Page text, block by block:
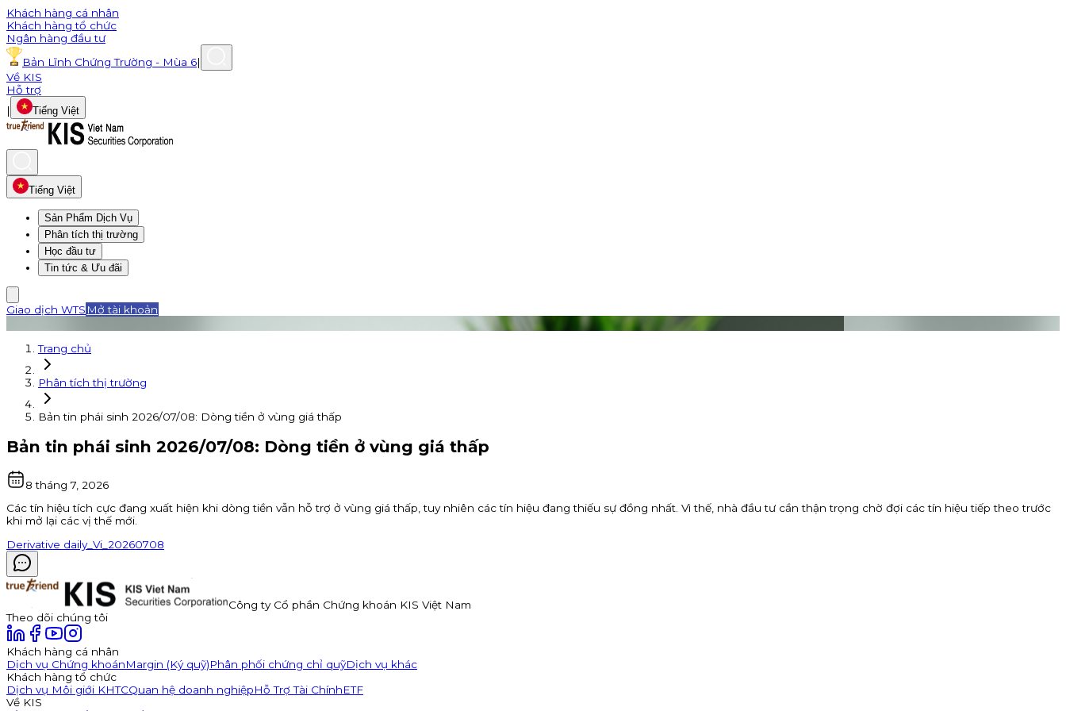
Khách hàng cá nhân
Khách hàng tổ chức
Ngân hàng đầu tư
Bản Lĩnh Chứng Trường - Mùa 6|
Về KIS
Hỗ trợ
|
Tiếng Việt
Tiếng Việt
Sản Phẩm Dịch Vụ
Phân tích thị trường
Học đầu tư
Tin tức & Ưu đãi
Giao dịch WTS Mở tài khoản
Trang chủ
Phân tích thị trường
Bản tin phái sinh 2026/07/08: Dòng tiền ở vùng giá thấp
Bản tin phái sinh 2026/07/08: Dòng tiền ở vùng giá thấp
8 tháng 7, 2026
Các tín hiệu tích cực đang xuất hiện khi dòng tiền vẫn hỗ trợ ở vùng giá thấp, tuy nhiên các tín hiệu đang thiếu sự đồng nhất. Vì thế, nhà đầu tư cần thận trọng chờ đợi các tín hiệu tiếp theo trước
khi mở lại các vị thế mới.
Derivative daily_Vi_20260708
Công ty Cổ phần Chứng khoán KIS Việt Nam
Theo dõi chúng tôi
Khách hàng cá nhân
Dịch vụ Chứng khoánMargin (Ký quỹ)Phân phối chứng chỉ quỹDịch vụ khác
Khách hàng tổ chức
Dịch vụ Môi giới KHTCQuan hệ doanh nghiệpHỗ Trợ Tài ChínhETF
Về KIS